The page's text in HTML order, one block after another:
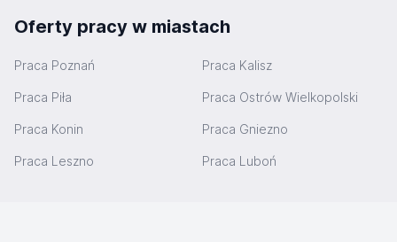
Oferty pracy w miastach
Praca Poznań Praca Kalisz
Praca Piła Praca Ostrów Wielkopolski
Praca Konin Praca Gniezno
Praca Leszno Praca Luboń